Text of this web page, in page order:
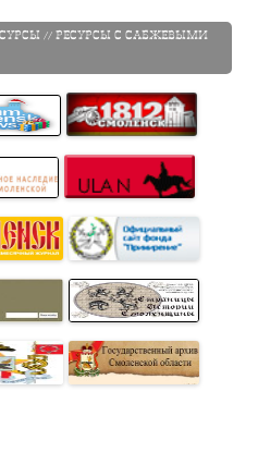
// РЕСУРСЫ С САБЖЕВЫМИ